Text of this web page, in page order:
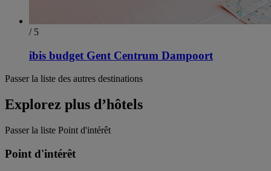
/ 5
ibis budget Gent Centrum Dampoort
Passer la liste des autres destinations
Explorez plus d’hôtels
Passer la liste Point d'intérêt
Point d'intérêt